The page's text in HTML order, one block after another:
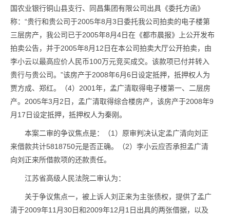
国农业银行铜山县支行、同昌集团有限公司出具《委托方函》
称：“贵行和贵公司于2005年8月3日委托我公司拍卖的电子楼第
三层房产，我公司已于2005年8月4日在《都市晨报》上公开发布
拍卖公告，并于2005年8月12日在本公司拍卖大厅公开拍卖，由
李小云以最高应价人民币100万元竞买成交。该款项已付并转入
贵行与贵公司。”该房产于2008年6月6日设定抵押，抵押权人为
贾方成、郑红。（4）2001年，孟广清取得电子楼第一、二层房
产。2005年3月2日，孟广清取得综合楼房产，该房产于2008年9
月17日设定抵押，抵押权人为秦刚。
本案二审的争议焦点是：（1）原审判决认定孟广清向刘正
来借款共计5818750元是否正确。（2）李小云应否承担孟广清
向刘正来所借款项的还款责任。
江苏省高级人民法院二审认为：
关于争议焦点一，被上诉人刘正来为主张债权，提供了孟广
清于2009年11月30日和2009年12月1日出具的两张借据，以及